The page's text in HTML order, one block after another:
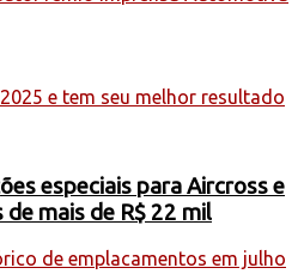
especiais para Aircross e
mais de R$ 22 mil